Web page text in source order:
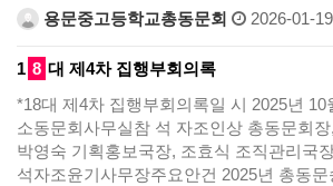
용문중고등학교총동문회 2026-01-
1 8 대 제4차 집행부회의록
*18대 제4차 집행부회의록일 시 2025년 10
소동문회사무실참 석 자조인상 총동문회
박영숙 기획홍보국장, 조효식 조직관리국
석자조윤기사무장주요안건 2025년 총동